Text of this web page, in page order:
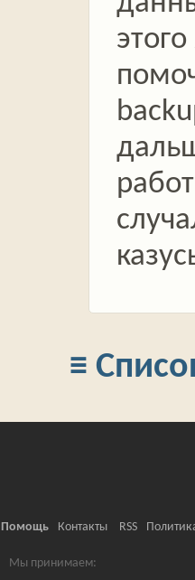
≡
Помощь Контакты RSS
Мы принимаем: